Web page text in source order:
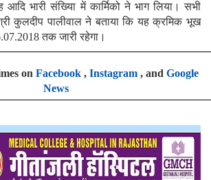
भारी संख्याि में कार्मिको ने भाग लिया। सभी
कुलदीप पालीवाल ने बताया कि यह क्रमिक भूख
तक जारी रहेगा।
on Facebook, Instagram, and Google
News